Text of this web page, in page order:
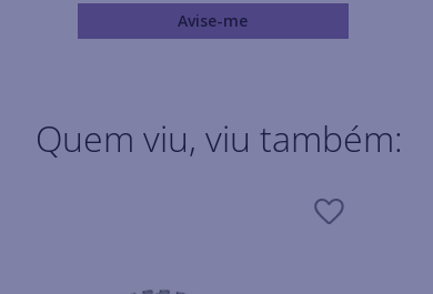
Avise-me
Quem viu, viu também: